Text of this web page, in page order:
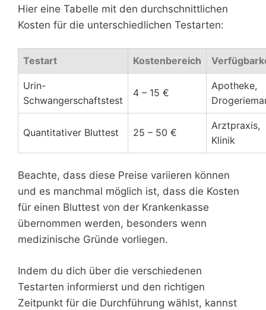
Hier eine Tabelle mit den durchschnittlichen
Kosten für die unterschiedlichen Testarten:
Testart Kostenbereich
Urin-
Schwangerschaftstest
4 – 15 €
Apotheke,
Quantitativer Bluttest 25 – 50 €
Arztpraxis,
Klinik
Beachte, dass diese Preise variieren können
und es manchmal möglich ist, dass die Kosten
für einen Bluttest von der Krankenkasse
übernommen werden, besonders wenn
medizinische Gründe vorliegen.
Indem du dich über die verschiedenen
Testarten informierst und den richtigen
Zeitpunkt für die Durchführung wählst, kannst